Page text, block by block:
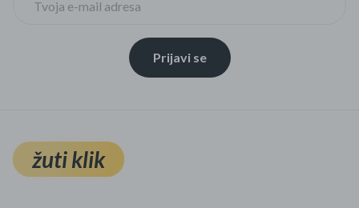
Prijavi se
žuti klik